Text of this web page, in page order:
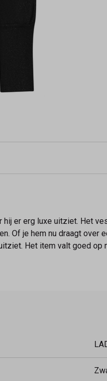
er erg luxe uitziet. Het
Of je hem nu draagt over
Het item valt goed op